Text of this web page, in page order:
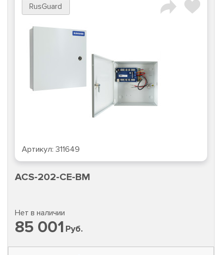
RusGuard
Артикул: 311649
ACS-202-CE-BM
Нет в наличии
85 001 Руб.